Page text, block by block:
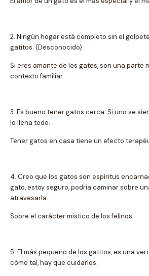
2. Ningún hogar está completo sin el
gatitos. (Desconocido)
Si eres amante de los gatos, son una parte
contexto familiar.
3. Es bueno tener gatos cerca. Si uno se
lo llena todo.
Tener gatos en casa tiene un efecto
4. Creo que los gatos son espíritus
gato, estoy seguro, podría caminar sobre
atravesarla.
Sobre el carácter místico de los felinos.
5. El más pequeño de los gatitos, es una
cómo tal, hay que cuidarlos.